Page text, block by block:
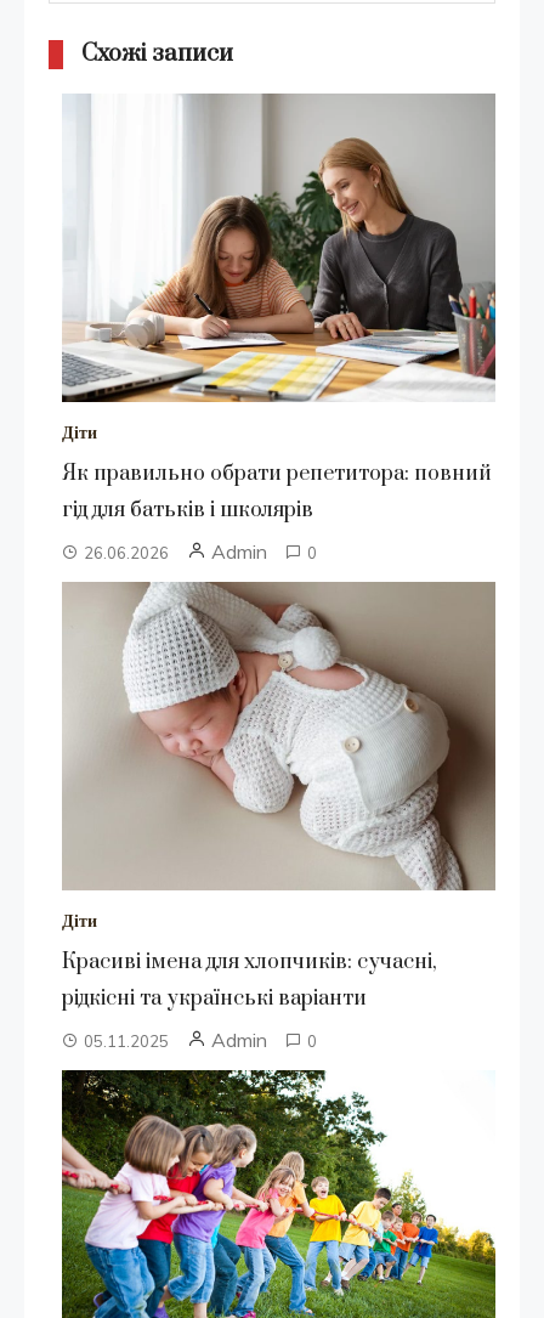
Схожі записи
Діти
Як правильно обрати репетитора: повний
гід для батьків і школярів
26.06.2026 Admin 0
Діти
Красиві імена для хлопчиків: сучасні,
рідкісні та українські варіанти
05.11.2025 Admin 0